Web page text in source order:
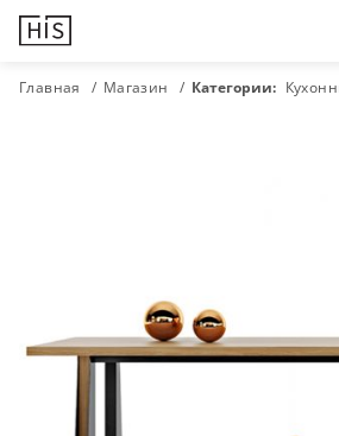
Главная Магазин Категории: